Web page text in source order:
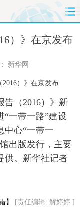
财经
法治
汽车
公司
食品
）》在京发布
新华网
告（2016）》新
“一带一路”建设
中心“一带一
出版发行，主要
供。新华社记者
】 [责任编辑: 解婷婷 ]